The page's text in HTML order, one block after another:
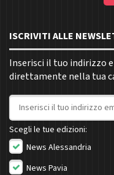
ISCRIVITI ALLE
Inserisci il tuo indirizzo
direttamente nella tua
Indirizzo email
Scegli le tue edizioni:
News Alessandria
News Pavia